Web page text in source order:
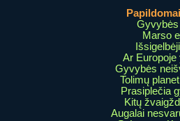
Marso
Ar
Gyvybės
Tolimų
Prasiplečia
Kitų
Augalai